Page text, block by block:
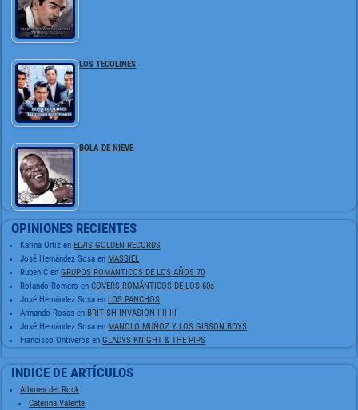
LOS TECOLINES
BOLA DE NIEVE
OPINIONES RECIENTES
Karina Ortiz enELVIS GOLDEN RECORDS
José Hernández Sosa enMASSIEL
Ruben C enGRUPOS ROMÁNTICOS DE LOS AÑOS 70
Rolando Romero enCOVERS ROMÁNTICOS DE LOS 60s
José Hernández Sosa enLOS PANCHOS
Armando Rosas enBRITISH INVASION I-II-III
José Hernández Sosa enMANOLO MUÑOZ Y LOS GIBSON BOYS
Francisco Ontiveros enGLADYS KNIGHT & THE PIPS
INDICE DE ARTÍCULOS
Albores del Rock
Caterina Valente